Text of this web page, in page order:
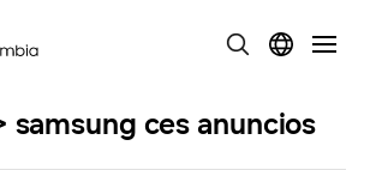
samsung ces anuncios